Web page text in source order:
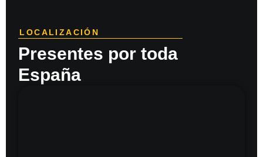
LOCALIZACIÓN
Presentes por toda
España